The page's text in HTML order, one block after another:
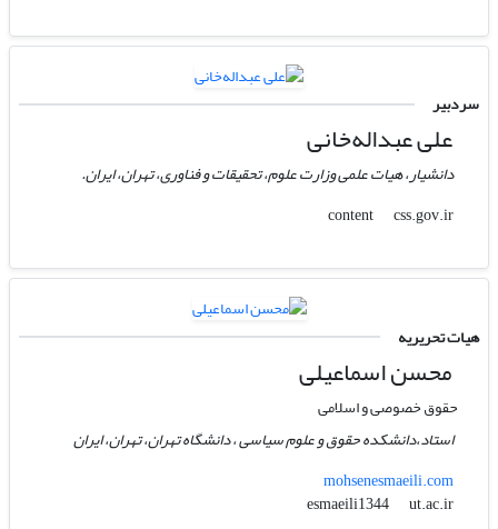
سردبیر
علی عبداله‌خانی
دانشیار، هیات علمی وزارت علوم، تحقیقات و فناوری، تهران، ایران.
content
css.gov.ir
هیات تحریریه
محسن اسماعیلی
حقوق خصوصی و اسلامی
استاد،دانشکده حقوق و علوم سیاسی ، دانشگاه تهران، تهران، ایران
mohsenesmaeili.com
esmaeili1344
ut.ac.ir